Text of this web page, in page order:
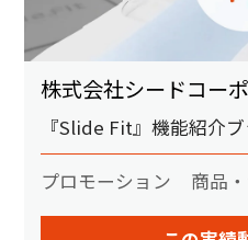
株式会社シードコー
『Slide Fit』機能紹介
プロモーション 商品